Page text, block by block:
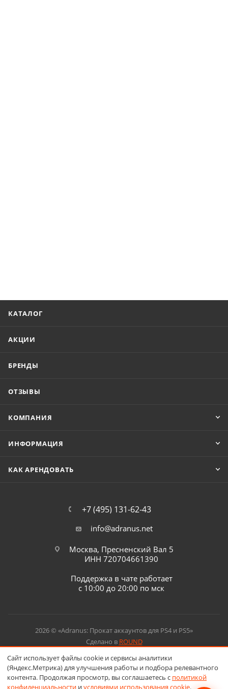
КАТАЛОГ
АКЦИИ
БРЕНДЫ
ОТЗЫВЫ
КОМПАНИЯ
ИНФОРМАЦИЯ
КАК АРЕНДОВАТЬ
+7 (495) 131-62-43
info@adranus.net
Москва, Пресненский Вал 5
ИНН 720704661390
Поддержка в чате работает
с 10:00 до 20:00 по мск
2026 © «Adranus: Прокат аккаунтов для PS4 и PS5»
Сделано в ROUND
Сайт использует файлы cookie и сервисы аналитики
(Яндекс.Метрика) для улучшения работы и подбора релевантного
контента. Продолжая просмотр, вы соглашаетесь с политикой
конфиденциальности иусловиями использования cookie.